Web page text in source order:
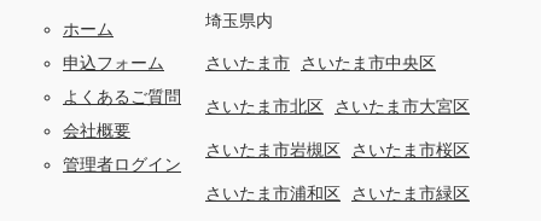
ホーム
申込フォーム
よくあるご質問
会社概要
管理者ログイン
埼玉県内
さいたま市 さいたま市中央区
さいたま市北区 さいたま市大宮区
さいたま市岩槻区 さいたま市桜区
さいたま市浦和区 さいたま市緑区